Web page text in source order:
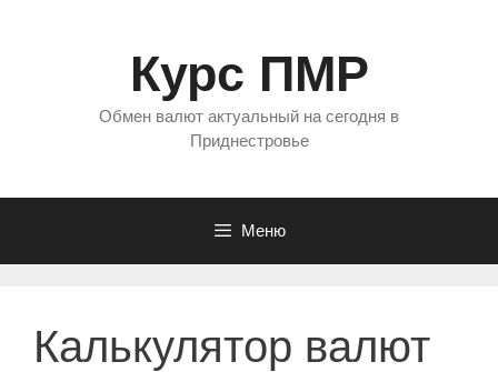
Курс ПМР
Обмен валют актуальный на сегодня в
Приднестровье
Меню
Калькулятор валют